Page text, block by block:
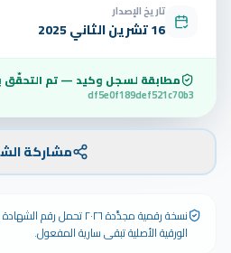
تاريخ الإصدار
16 تشرين الثاني 2025
مطابقة لسجل وكيد — تم التحقّق
df5e0f189def521c70b3
مشاركة
نسخة رقمية مجدَّدة ٢٠٢٦
الورقية الأصلية تبقى سارية المفعول.